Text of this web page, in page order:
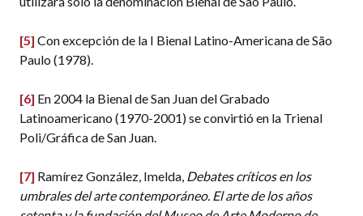
[5] Con excepción de la I Bienal Latino-Americana de São
Paulo (1978).
[6] En 2004 la Bienal de San Juan del Grabado
Latinoamericano (1970-2001) se convirtió en la Trienal
Poli/Gráfica de San Juan.
[7] Ramírez González, Imelda, Debates críticos en los
umbrales del arte contemporáneo. El arte de los años